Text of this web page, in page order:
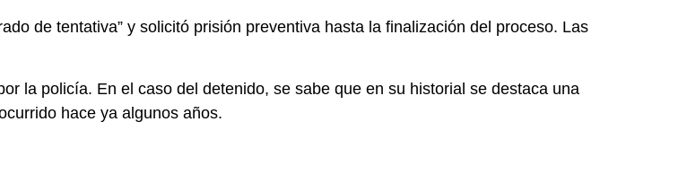
de tentativa” y solicitó prisión preventiva hasta la finalización del proceso. Las
la policía. En el caso del detenido, se sabe que en su historial se destaca una
hace ya algunos años.